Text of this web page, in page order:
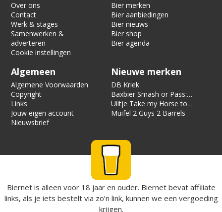
Over ons
Contact
Werk & stages
Samenwerken &
adverteren
Cookie instellingen
Bier merken
Bier aanbiedingen
Bier nieuws
Bier shop
Bier agenda
Algemeen
Algemene Voorwaarden
Copyright
Links
Jouw eigen account
Nieuwsbrief
Nieuwe merken
DB Kriek
Baxbier Smash or Pass:
Strata
Uiltje Take my Horse to
the Hotel Room
Muifel 2 Guys 2 Barrels
Biernet is alleen voor 18 jaar en ouder. Biernet bevat affiliate
links, als je iets bestelt via zo’n link, kunnen we een vergoeding
krijgen.